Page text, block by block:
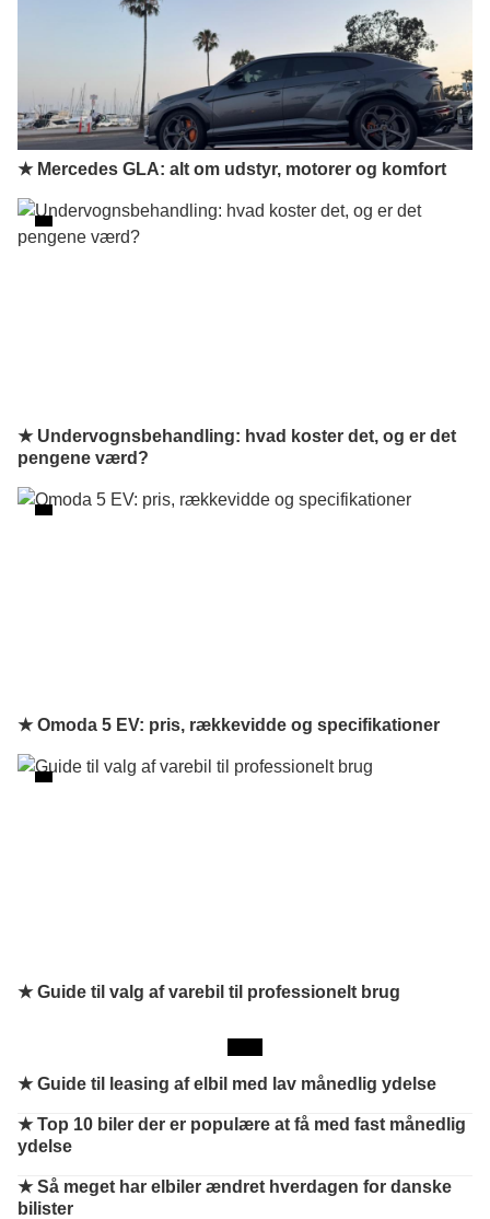
★ Mercedes GLA: alt om udstyr, motorer og komfort
★ Undervognsbehandling: hvad koster det, og er det
pengene værd?
★ Omoda 5 EV: pris, rækkevidde og specifikationer
★ Guide til valg af varebil til professionelt brug
★Guide til leasing af elbil med lav månedlig ydelse
★Top 10 biler der er populære at få med fast månedlig
ydelse
★Så meget har elbiler ændret hverdagen for danske
bilister